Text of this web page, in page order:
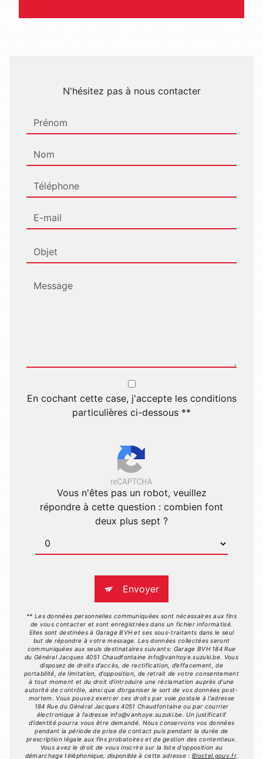
N'hésitez pas à nous contacter
En cochant cette case, j'accepte les conditions
particulières ci-dessous **
Vous n'êtes pas un robot, veuillez
répondre à cette question : combien font
deux plus sept ?
Envoyer
** Les données personnelles communiquées sont nécessaires aux fins
de vous contacter et sont enregistrées dans un fichier informatisé.
Elles sont destinées à Garage BVH et ses sous-traitants dans le seul
but de répondre à votre message. Les données collectées seront
communiquées aux seuls destinataires suivants: Garage BVH 184 Rue
du Général Jacques 4051 Chaudfontaine info@vanhoye.suzuki.be. Vous
disposez de droits d’accès, de rectification, d’effacement, de
portabilité, de limitation, d’opposition, de retrait de votre consentement
à tout moment et du droit d’introduire une réclamation auprès d’une
autorité de contrôle, ainsi que d’organiser le sort de vos données post-
mortem. Vous pouvez exercer ces droits par voie postale à l'adresse
184 Rue du Général Jacques 4051 Chaudfontaine ou par courrier
électronique à l'adresse info@vanhoye.suzuki.be. Un justificatif
d'identité pourra vous être demandé. Nous conservons vos données
pendant la période de prise de contact puis pendant la durée de
prescription légale aux fins probatoires et de gestion des contentieux.
Vous avez le droit de vous inscrire sur la liste d'opposition au
démarchage téléphonique, disponible à cette adresse :Bloctel.gouv.fr.